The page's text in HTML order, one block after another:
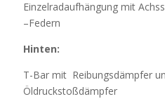
Einzelradaufhängung mit
–Federn
Hinten:
T-Bar mit Reibungsdämpfer
Öldruckstoßdämpfer